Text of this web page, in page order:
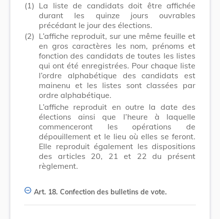
(1) La liste de candidats doit être affichée
durant les quinze jours ouvrables
précédant le jour des élections.
(2) L’affiche reproduit, sur une même feuille et
en gros caractères les nom, prénoms et
fonction des candidats de toutes les listes
qui ont été enregistrées. Pour chaque liste
l’ordre alphabétique des candidats est
mainenu et les listes sont classées par
ordre alphabétique.
L’affiche reproduit en outre la date des
élections ainsi que l’heure à laquelle
commenceront les opérations de
dépouillement et le lieu où elles se feront.
Elle reproduit également les dispositions
des articles 20, 21 et 22 du présent
règlement.
Art. 18. Confection des bulletins de vote.